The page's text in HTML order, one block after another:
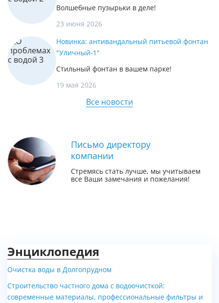
Волшебные пузырьки в деле!
23 июня 2026
Новинка: антивандальный питьевой фонтан
"Уличный-1"
Стильный фонтан в вашем парке!
19 мая 2026
Все новости
Письмо директору
компании
Стремясь стать лучше, мы учитываем
все Ваши замечания и пожелания!
Энциклопедия
Очистка воды в Долгопрудном
Строительство частного дома с водоочисткой:
современные материалы, профессиональные фильтры и